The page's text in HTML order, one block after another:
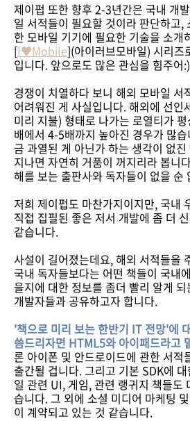
제이펍 또한 향후 2-3년간은 국내 개
일 서적들이 필요할 것이라 판단하고,
한 모바일 기기에 필요한 기술을 소개
[I♥Mobile](아이러브모바일) 시리즈
입니다. 앞으로도 많은 관심을 힘주어
경쟁이 치열하다 보니 해외 모바일 서
어려워진 게 사실입니다. 해외에 선인
미리 지불) 형태로 나가는 로열티가
배에서 4-5배까지 높아진 경우가 많
금 과열된 게 아닌가 하는 생각이 없
지나면 자연히 거품이 꺼지리라 봅니
해를 보는 출판사와 독자들이 없을 순
저희 제이펍도 마찬가지이지만, 국내
직접 집필된 좋은 저서 개발에 좀 더
같습니다.
사설이 길어졌는데요, 해외 서적들을
국내 독자들보다는 어떤 책들이 국내
을지에 대한 정보를 좀더 빨리 알게
개발자들과 공유하고자 합니다.
'책으로 미리 보는 한반기 IT 전망'에
씀드리자면 HTML5와 아이패드라고
론 아이폰 및 안드로이드에 관한 서적
출간될 겁니다. 그리고 기본 SDK에
일 관련 UI, 게임, 관련 랭귀지 책들도
습니다. 그 외에 소셜 미디어 마케팅
이 계약되고 있는 것 같습니다.